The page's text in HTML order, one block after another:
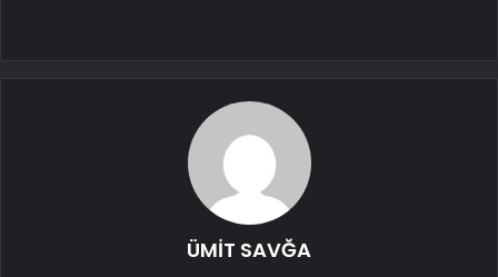
ÜMİT SAVĞA